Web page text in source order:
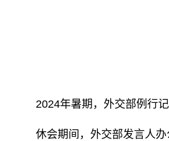
2024年暑期，外交部例行
休会期间，外交部发言人